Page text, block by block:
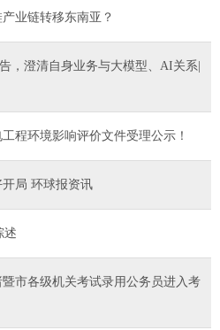
产业链转移东南亚？
，澄清自身业务与大模型、AI关系|
程环境影响评价文件受理公示！
局 环球报资讯
述
市各级机关考试录用公务员进入考